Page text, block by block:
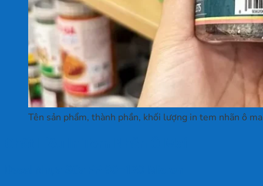
Tên sản phẩm, thành phần, khối lượng in tem nhãn ô